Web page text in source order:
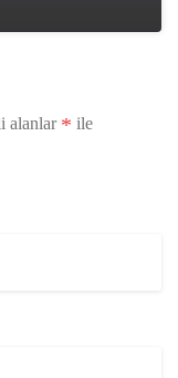
alanlar * ile